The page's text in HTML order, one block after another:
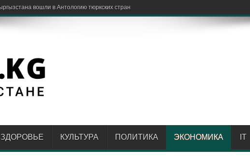
ЗДОРОВЬЕ КУЛЬТУРА ПОЛИТИКА ЭКОНОМИКА IT